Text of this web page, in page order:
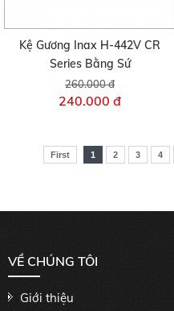
Kệ Gương Inax H-442V CR
Series Bằng Sứ
260.000 đ
240.000 đ
First 1 2 3 4
VỀ CHÚNG TÔI
Giới thiệu